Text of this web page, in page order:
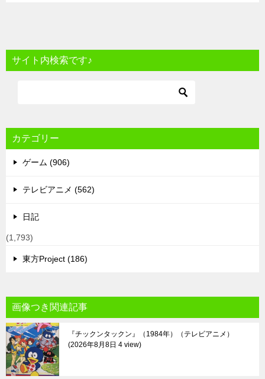
サイト内検索です♪
カテゴリー
ゲーム (906)
テレビアニメ (562)
日記
(1,793)
東方Project (186)
画像つき関連記事
『チックンタックン』（1984年）（テレビアニメ）
2026年8月8日 4 view